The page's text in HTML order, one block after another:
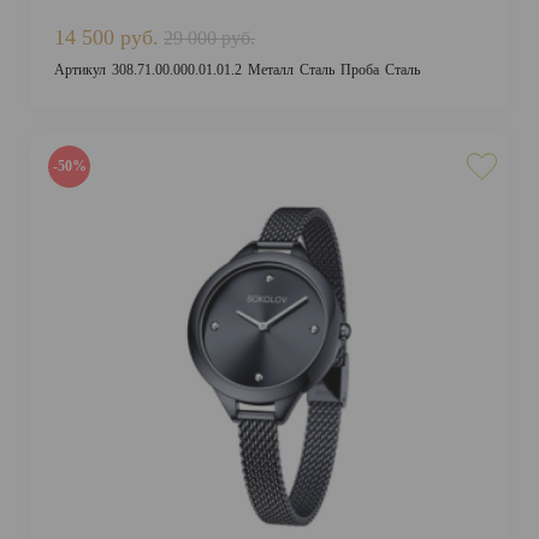
14 500 руб. 29 000 руб.
Артикул 308.71.00.000.01.01.2 Металл Сталь Проба Сталь
-50%